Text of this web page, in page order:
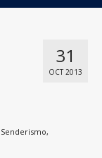
31
OCT 2013
Senderismo,